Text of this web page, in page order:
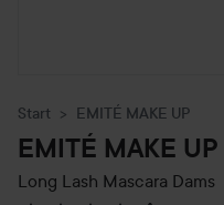
Start EMITÉ MAKE UP
EMITÉ MAKE UP
Long Lash Mascara Dams